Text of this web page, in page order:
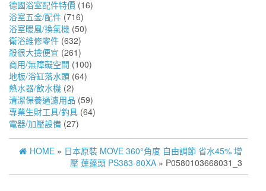
德國浴室配件特價 (16)
浴室五金/配件 (716)
浴室暖風/換氣機 (50)
衛浴維修零件 (632)
殺很大撿便宜 (261)
商用/無障礙空間 (100)
地板/浴缸落水頭 (64)
熱水器/飲水機 (2)
清潔保養過濾用品 (59)
專業生財工具/釣具 (64)
電器/加壓設備 (27)
HOME » 日本原裝 MOVE 360°角度 自由調節 省水45% 增
壓 蓮蓬頭 PS383-80XA » P0580103668031_3